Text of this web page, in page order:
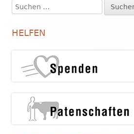
Haupt-
Seitenleiste
Suchen
nach:
HELFEN